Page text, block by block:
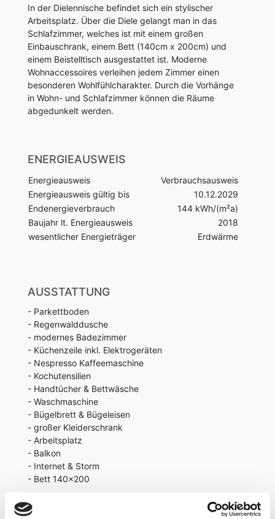
In der Dielennische befindet sich ein stylischer
Arbeitsplatz. Über die Diele gelangt man in das
Schlafzimmer, welches ist mit einem großen
Einbauschrank, einem Bett (140cm x 200cm) und
einem Beistelltisch ausgestattet ist. Moderne
Wohnaccessoires verleihen jedem Zimmer einen
besonderen Wohlfühlcharakter. Durch die Vorhänge
in Wohn- und Schlafzimmer können die Räume
abgedunkelt werden.
ENERGIEAUSWEIS
Energieausweis
Verbrauchsausweis
Energieausweis gültig bis
10.12.2029
Endenergieverbrauch
144 kWh/(m²a)
Baujahr lt. Energieausweis
2018
wesentlicher Energieträger
Erdwärme
AUSSTATTUNG
- Parkettboden
- Regenwalddusche
- modernes Badezimmer
- Küchenzeile inkl. Elektrogeräten
- Nespresso Kaffeemaschine
- Kochutensilien
- Handtücher & Bettwäsche
- Waschmaschine
- Bügelbrett & Bügeleisen
- großer Kleiderschrank
- Arbeitsplatz
- Balkon
- Internet & Storm
- Bett 140x200